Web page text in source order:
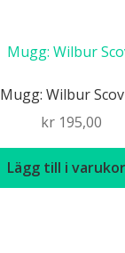
Mugg: Wilbur
kr195,00
Lägg till i